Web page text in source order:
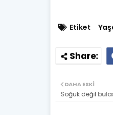
Etiket
DAHA ESKI
Soğuk değil